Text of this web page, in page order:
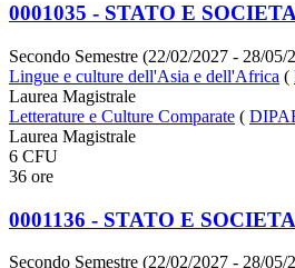
0001035 - STATO E
Secondo Semestre (22/02/2027 - 28/05/
Lingue e culture dell'Asia e dell'Africa (
Laurea Magistrale
Letterature e Culture Comparate (
Laurea Magistrale
6 CFU
36 ore
0001136 - STATO E
Secondo Semestre (22/02/2027 - 28/05/